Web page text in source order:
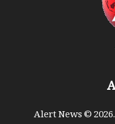
Alert News ©